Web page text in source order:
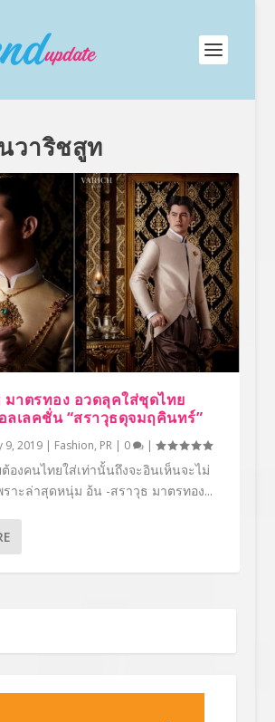
วาริชสูท
มาตรทอง อวดลุคใส่ชุดไทย
ลเลคชั่น “สราวุธดุจมฤคินทร์”
9, 2019| Fashion, PR| 0 |
องคนไทยใส่เท่านั้นถึงจะอินเห็นจะไม่
ราะล่าสุดหนุ่ม อ้น -สราวุธ มาตรทอง...